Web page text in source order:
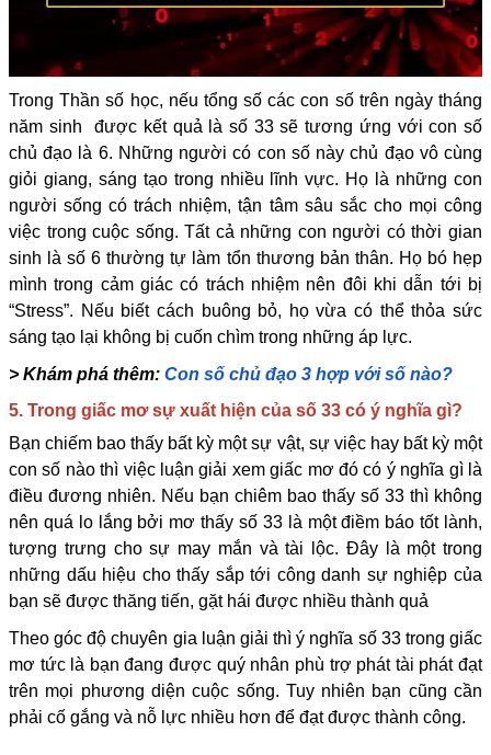
Trong Thần số học, nếu tổng số các con số trên ngày tháng
năm sinh được kết quả là số 33 sẽ tương ứng với con số
chủ đạo là 6. Những người có con số này chủ đạo vô cùng
giỏi giang, sáng tạo trong nhiều lĩnh vực. Họ là những con
người sống có trách nhiệm, tận tâm sâu sắc cho mọi công
việc trong cuộc sống. Tất cả những con người có thời gian
sinh là số 6 thường tự làm tổn thương bản thân. Họ bó hẹp
mình trong cảm giác có trách nhiệm nên đôi khi dẫn tới bị
“Stress”. Nếu biết cách buông bỏ, họ vừa có thể thỏa sức
sáng tạo lại không bị cuốn chìm trong những áp lực.
> Khám phá thêm: Con số chủ đạo 3 hợp với số nào?
5. Trong giấc mơ sự xuất hiện của số 33 có ý nghĩa gì?
Bạn chiếm bao thấy bất kỳ một sự vật, sự việc hay bất kỳ một
con số nào thì việc luận giải xem giấc mơ đó có ý nghĩa gì là
điều đương nhiên. Nếu bạn chiêm bao thấy số 33 thì không
nên quá lo lắng bởi mơ thấy số 33 là một điềm báo tốt lành,
tượng trưng cho sự may mắn và tài lộc. Đây là một trong
những dấu hiệu cho thấy sắp tới công danh sự nghiệp của
bạn sẽ được thăng tiến, gặt hái được nhiều thành quả
Theo góc độ chuyên gia luận giải thì ý nghĩa số 33 trong giấc
mơ tức là bạn đang được quý nhân phù trợ phát tài phát đạt
trên mọi phương diện cuộc sống. Tuy nhiên bạn cũng cần
phải cố gắng và nỗ lực nhiều hơn để đạt được thành công.